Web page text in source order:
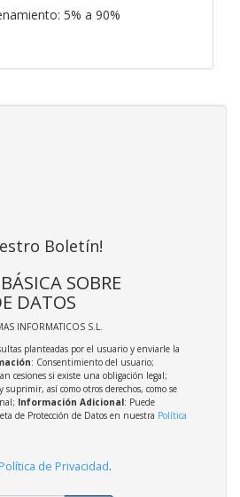
5% a 90%
Boletín!
SOBRE
DATOS
INFORMATICOS S.L.
planteadas por el usuario y enviarle la
: Consentimiento del usuario;
cesiones si existe una obligación legal;
suprimir, así como otros derechos, como se
Información Adicional: Puede
de Protección de Datos en nuestra Política
de Privacidad.